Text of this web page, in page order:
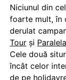
Niciunul din
foarte mult, în
derulat
Tour şi
Cele două
încât celor
de pe